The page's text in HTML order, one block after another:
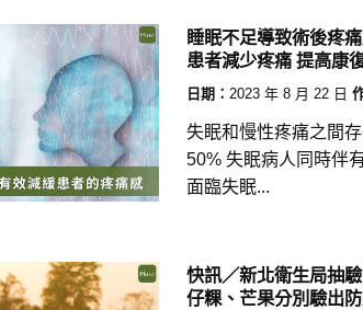
睡眠不足導致術後疼
患者減少疼痛 提高康
日期： 2023 年 8 月 22 日
失眠和慢性疼痛之間
50% 失眠病人同時伴
面臨失眠...
快訊／新北衛生局抽
仔粿、芒果分別驗出